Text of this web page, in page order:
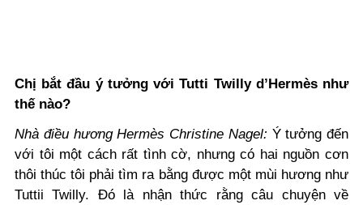
Chị bắt đầu ý tưởng với Tutti Twilly d’Hermès như
thế nào?
Nhà điều hương Hermès Christine Nagel: Ý tưởng đến
với tôi một cách rất tình cờ, nhưng có hai nguồn cơn
thôi thúc tôi phải tìm ra bằng được một mùi hương như
Tuttii Twilly. Đó là nhận thức rằng câu chuyện về